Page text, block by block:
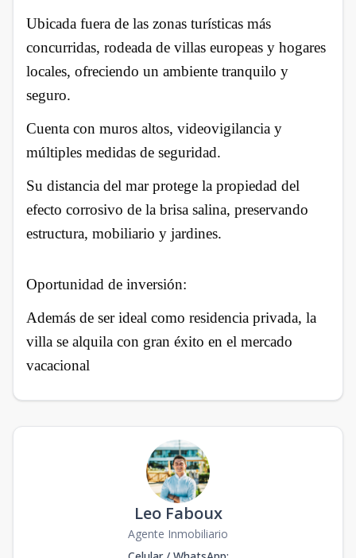
Ubicada fuera de las zonas turísticas más
concurridas, rodeada de villas europeas y hogares
locales, ofreciendo un ambiente tranquilo y
seguro.
Cuenta con muros altos, videovigilancia y
múltiples medidas de seguridad.
Su distancia del mar protege la propiedad del
efecto corrosivo de la brisa salina, preservando
estructura, mobiliario y jardines.
Oportunidad de inversión:
Además de ser ideal como residencia privada, la
villa se alquila con gran éxito en el mercado
vacacional
Leo Faboux
Agente Inmobiliario